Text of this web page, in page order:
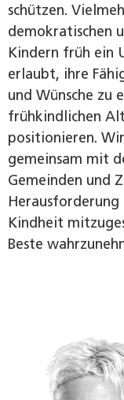
schützen.
demokratischen
Kindern früh ein
erlaubt, ihre
und Wünsche zu
frühkindlichen
positionieren.
gemeinsam mit
Gemeinden und
Kindheit
Beste